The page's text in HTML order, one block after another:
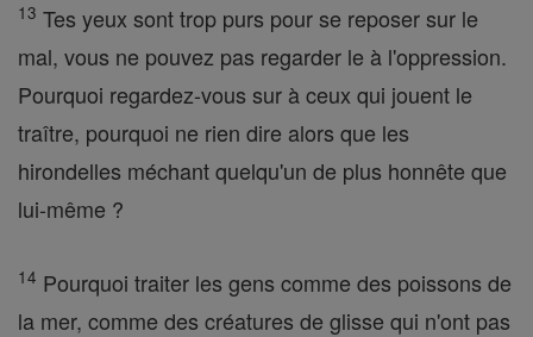
13 Tes yeux sont trop purs pour se reposer sur le
mal, vous ne pouvez pas regarder le à l'oppression.
Pourquoi regardez-vous sur à ceux qui jouent le
traître, pourquoi ne rien dire alors que les
hirondelles méchant quelqu'un de plus honnête que
lui-même ?
14 Pourquoi traiter les gens comme des poissons de
la mer, comme des créatures de glisse qui n'ont pas